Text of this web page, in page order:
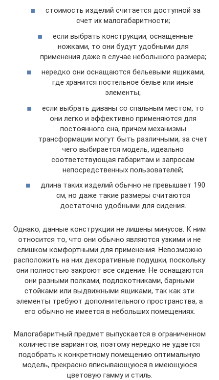
стоимость изделий считается доступной за
счет их малогабаритности;
если выбрать конструкции, оснащенные
ножками, то они будут удобными для
применения даже в случае небольшого размера;
нередко они оснащаются бельевыми ящиками,
где хранится постельное белье или иные
элементы;
если выбрать диваны со спальным местом, то
они легко и эффективно применяются для
постоянного сна, причем механизмы
трансформации могут быть различными, за счет
чего выбирается модель, идеально
соответствующая габаритам и запросам
непосредственных пользователей;
длина таких изделий обычно не превышает 190
см, но даже такие размеры считаются
достаточно удобными для сидения.
Однако, данные конструкции не лишены минусов. К ним
относится то, что они обычно являются узкими и не
слишком комфортными для применения. Невозможно
расположить на них декоративные подушки, поскольку
они полностью закроют все сидение. Не оснащаются
они разными полками, подлокотниками, барными
стойками или выдвижными ящиками, так как эти
элементы требуют дополнительного пространства, а
его обычно не имеется в небольших помещениях.
Малогабаритный предмет выпускается в ограниченном
количестве вариантов, поэтому нередко не удается
подобрать к конкретному помещению оптимальную
модель, прекрасно вписывающуюся в имеющуюся
цветовую гамму и стиль.